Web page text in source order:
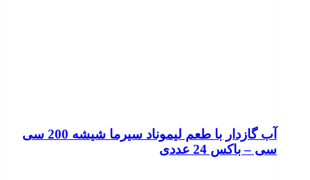
آب گازدار با طعم لیموناد سیرما شیشه 200 سی
سی – باکس 24 عددی